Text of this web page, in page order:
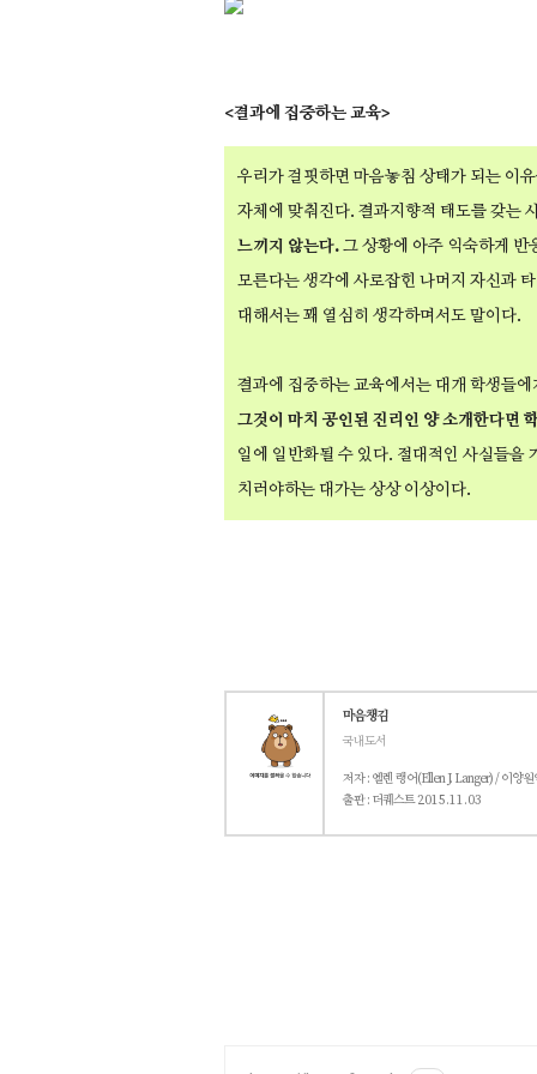
<결과에 집중하는 교육>
우리가 걸핏하면 마음놓침 상태가 되는 이
자체에 맞춰진다. 결과지향적 태도를 갖는
느끼지 않는다.그 상황에 아주 익숙하게 반
모른다는 생각에 사로잡힌 나머지 자신과
대해서는 꽤 열심히 생각하며서도 말이다.
결과에 집중하는 교육에서는 대개 학생들
그것이 마치 공인된 진리인 양 소개한다면
일에 일반화될 수 있다. 절대적인 사실들을
치러야하는 대가는 상상 이상이다.
마음챙김
국내도서
저자 : 엘렌 랭어(Ellen J. Langer) / 이양원
출판 : 더퀘스트2015.11.03